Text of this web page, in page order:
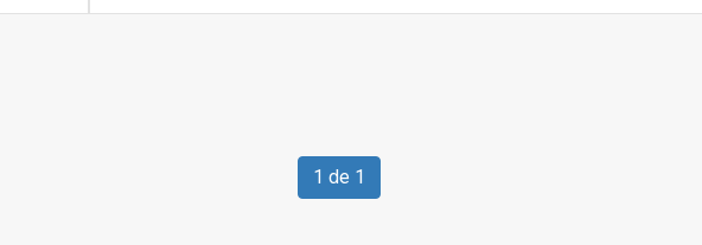
1 de 1